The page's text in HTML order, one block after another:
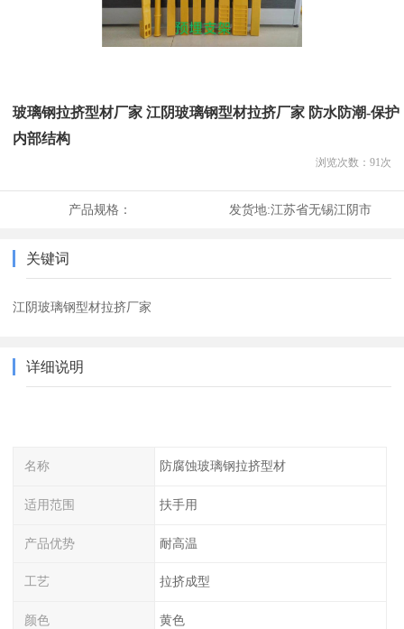
玻璃钢拉挤型材厂家 江阴玻璃钢型材拉挤厂家 防水防潮-保护
内部结构
浏览次数： 91次
产品规格： 发货地:江苏省无锡江阴市
关键词
江阴玻璃钢型材拉挤厂家
详细说明
名称 防腐蚀玻璃钢拉挤型材
适用范围 扶手用
产品优势 耐高温
工艺 拉挤成型
颜色 黄色